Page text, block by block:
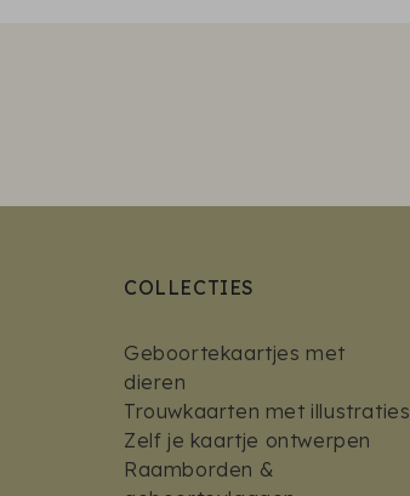
COLLECTIES
Geboortekaartjes met
dieren
Trouwkaarten met illustraties
Zelf je kaartje ontwerpen
Raamborden &